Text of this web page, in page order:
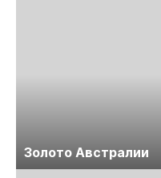
Золото Австралии